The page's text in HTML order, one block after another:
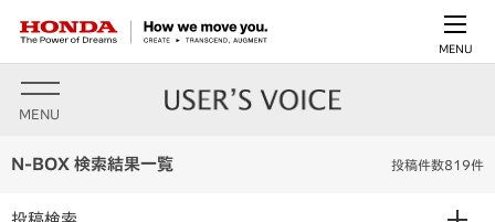
MENU
MENU
N-BOX 検索結果一覧 投稿件数819件